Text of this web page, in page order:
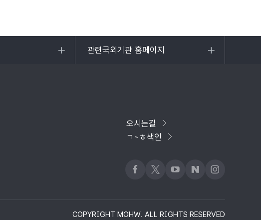
관련국외기관 홈페이지
목록
오시는길
ㄱ~ㅎ색인
페이스북
x 유튜브네이버블로그
인스타그램
COPYRIGHT MOHW. ALL RIGHTS RESERVED